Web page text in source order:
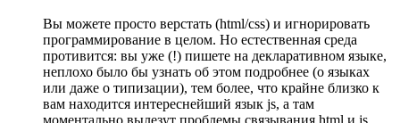
Вы можете просто верстать (html/css) и игнорировать
программирование в целом. Но естественная среда
противится: вы уже (!) пишете на декларативном языке,
неплохо было бы узнать об этом подробнее (о языках
или даже о типизации), тем более, что крайне близко к
вам находится интереснейший язык js, а там
моментально вылезут проблемы связывания html и js,